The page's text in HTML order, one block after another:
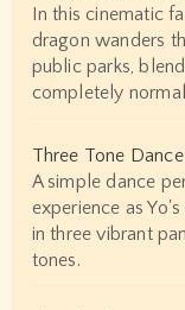
In this cinematic
dragon wanders
public parks,
completely
Three Tone
A simple dance
experience as
in three vibrant
tones.